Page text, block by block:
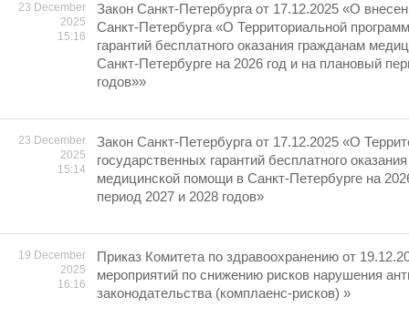
23 December
2025
15:16
Закон Санкт-Петербурга от 17.12.2025 «О
Санкт-Петербурга «О Территориальной
гарантий бесплатного оказания гражданам
Санкт-Петербурге на 2026 год и на плановый
годов»»
23 December
2025
15:14
Закон Санкт-Петербурга от 17.12.2025 «О
государственных гарантий бесплатного
медицинской помощи в Санкт-Петербурге на
период 2027 и 2028 годов»
19 December
2025
16:16
Приказ Комитета по здравоохранению от
мероприятий по снижению рисков нарушения
законодательства (комплаенс-рисков) »